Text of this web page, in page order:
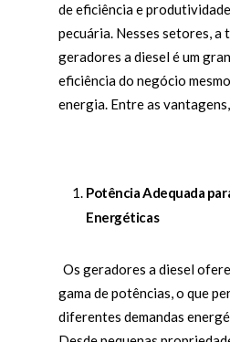
de eficiência e
pecuária. Nesses setores, a
geradores a diesel é um
eficiência do negócio
energia. Entre as
Potência Adequada
Energéticas
Os geradores a diesel
gama de potências, o que
diferentes demandas